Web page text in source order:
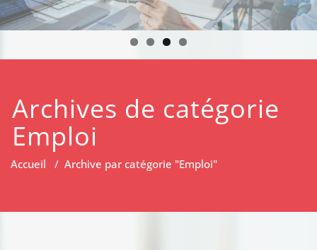
Archives de catégorie
Emploi
Accueil / Archive par catégorie "Emploi"